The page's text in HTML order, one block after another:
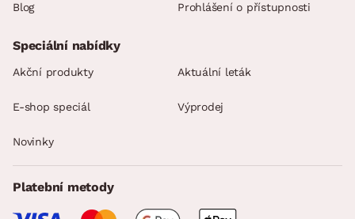
Blog Prohlášení o přístupnosti
Speciální nabídky
Akční produkty Aktuální leták
E-shop speciál Výprodej
Novinky
Platební metody